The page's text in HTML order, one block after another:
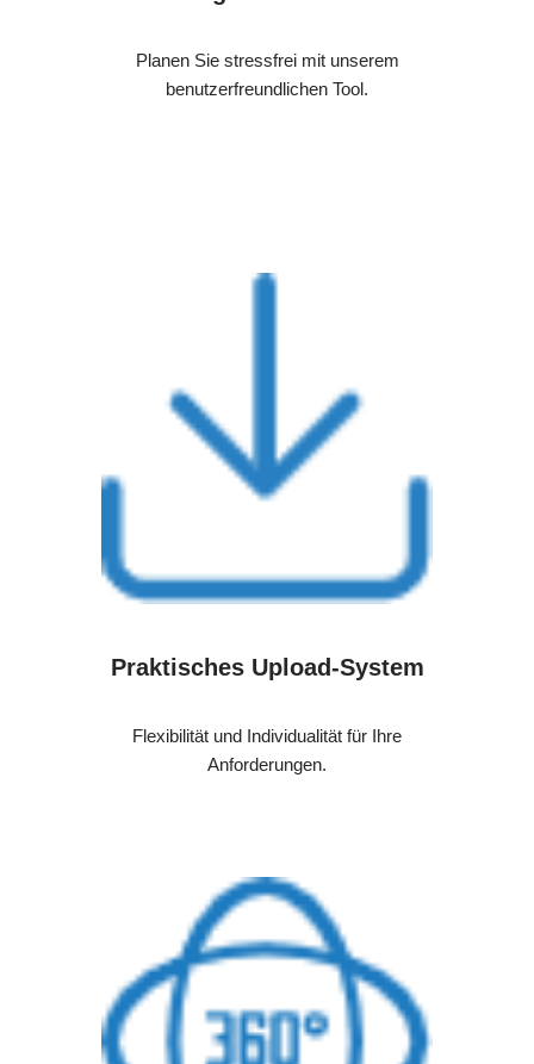
Planen Sie stressfrei mit unserem
benutzerfreundlichen Tool.
Praktisches Upload-System
Flexibilität und Individualität für Ihre
Anforderungen.